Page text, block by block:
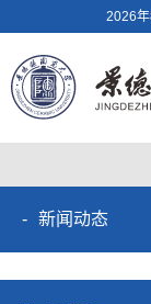
2026
新闻动态